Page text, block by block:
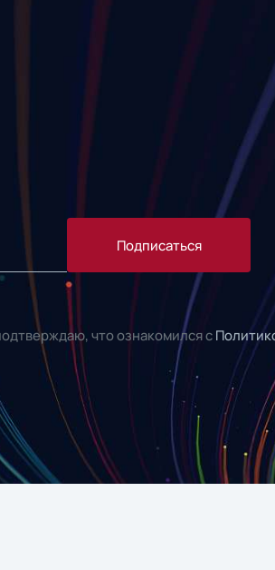
Подписаться
что ознакомился с